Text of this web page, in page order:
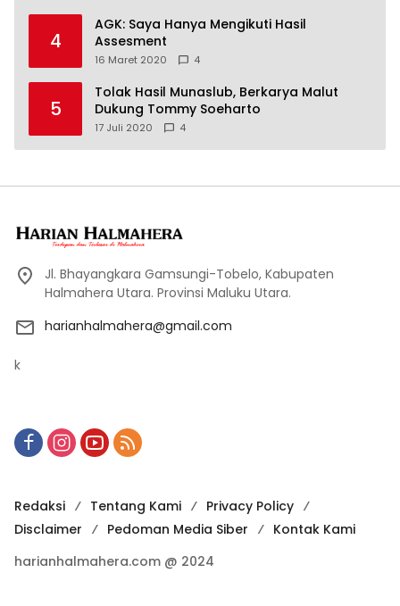
4
AGK: Saya Hanya Mengikuti Hasil
Assesment
16 Maret 2020 4
5
Tolak Hasil Munaslub, Berkarya Malut
Dukung Tommy Soeharto
17 Juli 2020 4
Jl. Bhayangkara Gamsungi-Tobelo, Kabupaten
Halmahera Utara. Provinsi Maluku Utara.
harianhalmahera@gmail.com
k
Redaksi Tentang Kami
Privacy Policy
Disclaimer
Pedoman Media Siber
Kontak Kami
harianhalmahera.com @ 2024